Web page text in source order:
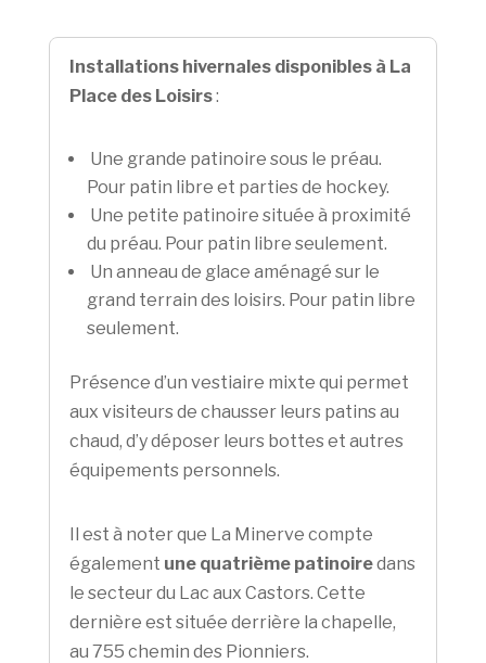
Installations hivernales disponibles à La
Place des Loisirs:
Une grande patinoire sous le préau.
Pour patin libre et parties de hockey.
Une petite patinoire située à proximité
du préau. Pour patin libre seulement.
Un anneau de glace aménagé sur le
grand terrain des loisirs. Pour patin libre
seulement.
Présence d’un vestiaire mixte qui permet
aux visiteurs de chausser leurs patins au
chaud, d’y déposer leurs bottes et autres
équipements personnels.
Il est à noter que La Minerve compte
également une quatrième patinoiredans
le secteur du Lac aux Castors. Cette
dernière est située derrière la chapelle,
au 755 chemin des Pionniers.